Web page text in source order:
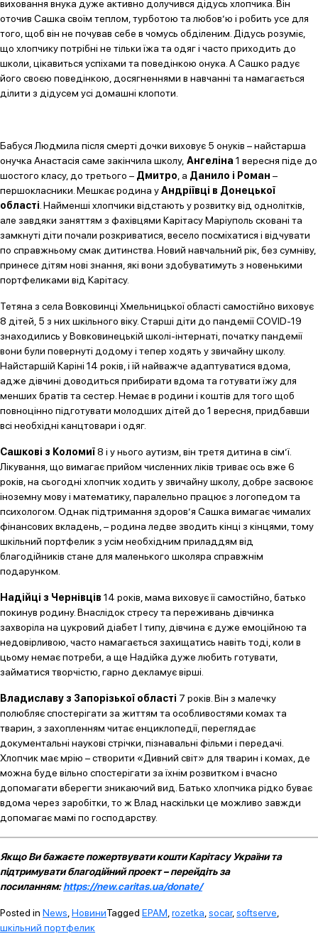
виховання внука дуже активно долучився дідусь хлопчика. Він
оточив Сашка своїм теплом, турботою та любов’ю і робить усе для
того, щоб він не почував себе в чомусь обділеним. Дідусь розуміє,
що хлопчику потрібні не тільки їжа та одяг і часто приходить до
школи, цікавиться успіхами та поведінкою онука. А Сашко радує
його своєю поведінкою, досягненнями в навчанні та намагається
ділити з дідусем усі домашні клопоти.
Бабуся Людмила після смерті дочки виховує 5 онуків – найстарша
онучка Анастасія саме закінчила школу, Ангеліна 1 вересня піде до
шостого класу, до третього – Дмитро , а Данило і Роман –
першокласники. Мешкає родина уАндріївці в Донецької
області . Найменші хлопчики відстають у розвитку від однолітків,
але завдяки заняттям з фахівцями Карітасу Маріуполь сковані та
замкнуті діти почали розкриватися, весело посміхатися і відчувати
по справжньому смак дитинства. Новий навчальний рік, без сумніву,
принесе дітям нові знання, які вони здобуватимуть з новенькими
портфеликами від Карітасу.
Тетяна з села Вовковинці Хмельницької області самостійно виховує
8 дітей, 5 з них шкільного віку. Старші діти до пандемії COVID-19
знаходились у Вовковинецькій школі-інтернаті, початку пандемії
вони були повернуті додому і тепер ходять у звичайну школу.
Найстаршій Каріні 14 років, і їй найважче адаптуватися вдома,
адже дівчині доводиться прибирати вдома та готувати їжу для
менших братів та сестер. Немає в родини і коштів для того щоб
повноцінно підготувати молодших дітей до 1 вересня, придбавши
всі необхідні канцтовари і одяг.
Сашкові з Коломиї8 і у нього аутизм, він третя дитина в сім’ї.
Лікування, що вимагає прийом численних ліків триває ось вже 6
років, на сьогодні хлопчик ходить у звичайну школу, добре засвоює
іноземну мову і математику, паралельно працює з логопедом та
психологом. Однак підтримання здоров’я Сашка вимагає чималих
фінансових вкладень, – родина ледве зводить кінці з кінцями, тому
шкільний портфелик з усім необхідним приладдям від
благодійників стане для маленького школяра справжнім
подарунком.
Надійці з Чернівців 14 років, мама виховує її самостійно, батько
покинув родину. Внаслідок стресу та переживань дівчинка
захворіла на цукровий діабет І типу, дівчина є дуже емоційною та
недовірливою, часто намагається захищатись навіть тоді, коли в
цьому немає потреби, а ще Надійка дуже любить готувати,
займатися творчістю, гарно декламує вірші.
Владиславу з Запорізької області 7 років. Він з малечку
полюбляє спостерігати за життям та особливостями комах та
тварин, з захопленням читає енциклопедії, переглядає
документальні наукові стрічки, пізнавальні фільми і передачі.
Хлопчик має мрію – створити «Дивний світ» для тварин і комах, де
можна буде вільно спостерігати за їхнім розвитком і вчасно
допомагати вберегти зникаючий вид. Батько хлопчика рідко буває
вдома через заробітки, то ж Влад наскільки це можливо завжди
допомагає мамі по господарству.
Якщо Ви бажаєте пожертвувати кошти Карітасу України та
підтримувати благодійний проект – перейдіть за
посиланням:https://new.caritas.ua/donate/
Posted in News НовиниTagged EPAM rozetka socar, softserve
шкільний портфелик